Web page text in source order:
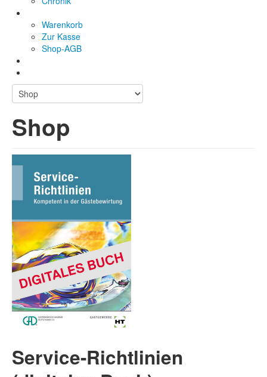
Warenkorb
Zur Kasse
Shop-AGB
Shop
Service-Richtlinien